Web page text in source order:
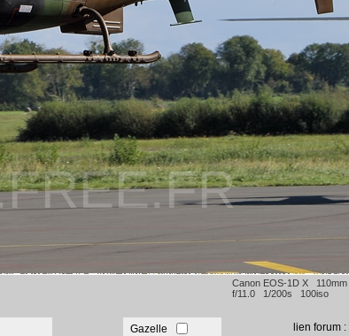
Canon EOS-1D X 110mm
f/11.0 1/200s 100iso
Gazelle
lien forum :